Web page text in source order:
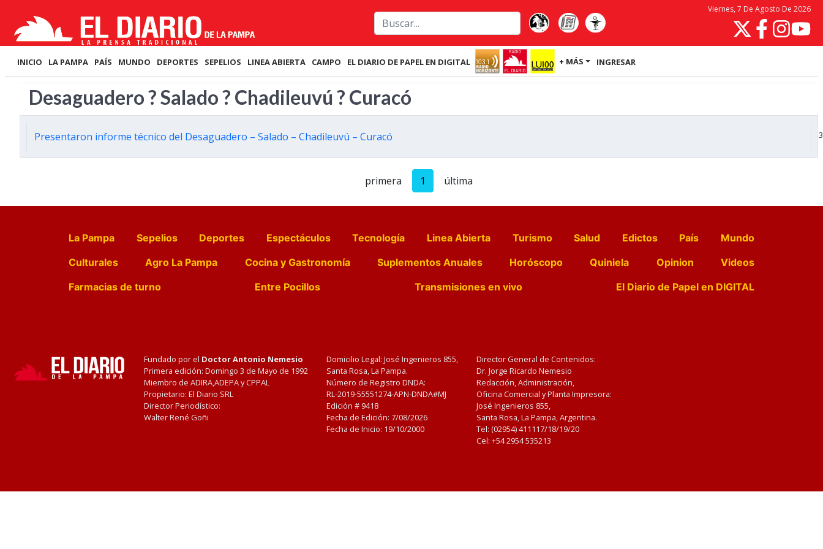
Viernes, 7 De Agosto De 2026
INICIO LA PAMPA PAÍS MUNDO DEPORTES SEPELIOS LINEA ABIERTA CAMPO EL DIARIO DE PAPEL EN DIGITAL + MÁS INGRESAR
Desaguadero ? Salado ? Chadileuvú ? Curacó
Presentaron informe técnico del Desaguadero – Salado – Chadileuvú – Curacó
primera 1 última
La Pampa Sepelios Deportes Espectáculos Tecnología Linea Abierta Turismo Salud Edictos País
Mundo
Culturales
Agro La Pampa Cocina y Gastronomía Suplementos Anuales Horóscopo Quiniela Opinion
Videos
Farmacias de turno
Entre Pocillos Transmisiones en vivo El Diario de Papel en DIGITAL
Fundado por el Doctor Antonio Nemesio
Primera edición: Domingo 3 de Mayo de 1992
Miembro de ADIRA,ADEPA y CPPAL
Propietario: El Diario SRL
Director Periodístico:
Walter René Goñi
Domicilio Legal: José Ingenieros 855,
Santa Rosa, La Pampa.
Número de Registro DNDA:
RL-2019-55551274-APN-DNDA#MJ
Edición # 9418
Fecha de Edición: 7/08/2026
Fecha de Inicio: 19/10/2000
Director General de Contenidos:
Dr. Jorge Ricardo Nemesio
Redacción, Administración,
Oficina Comercial y Planta Impresora:
José Ingenieros 855,
Santa Rosa, La Pampa, Argentina.
Tel: (02954) 411117/18/19/20
Cel: +54 2954 535213